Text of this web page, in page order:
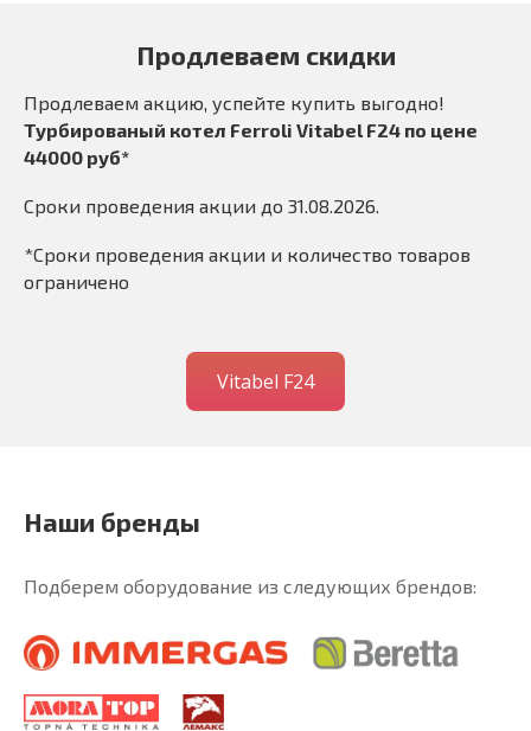
Продлеваем скидки
Продлеваем акцию, успейте купить выгодно!
Турбированый котел Ferroli Vitabel F24 по цене
44000 руб*
Сроки проведения акции до 31.08.2026.
*Сроки проведения акции и количество товаров
ограничено
Vitabel F24
Наши бренды
Подберем оборудование из следующих брендов: